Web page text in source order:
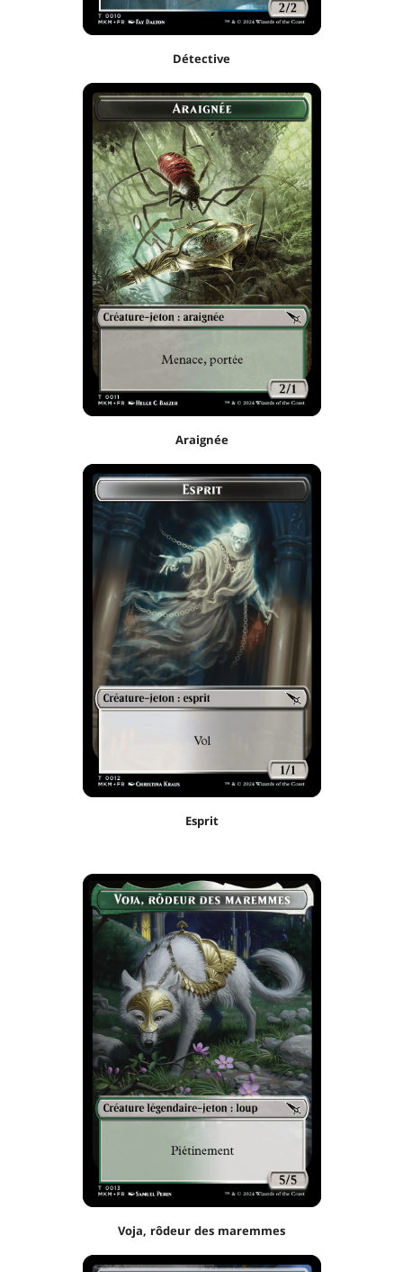
Détective
Araignée
Esprit
Voja, rôdeur des maremmes